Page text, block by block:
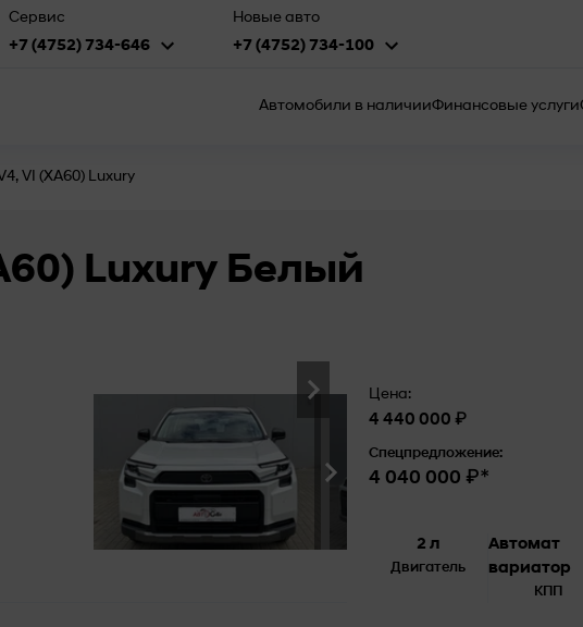
Сервис
+7 (4752) 734-646
Новые авто
+7 (4752) 734-100
Автомобили в наличииФинансовые услуги
VI (XA60) Luxury
Luxury Белый
Цена:
4 440 000 ₽
Спецпредложение:
4 040 000 ₽*
2 л
Двигатель
Автомат
вариатор
КПП